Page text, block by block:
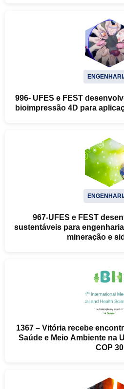
996- UFES e FEST
bioimpressão 4D para
967-UFES e FEST
sustentáveis para
mineração e
1367 – Vitória recebe
Saúde e Meio Ambiente na
COP 30